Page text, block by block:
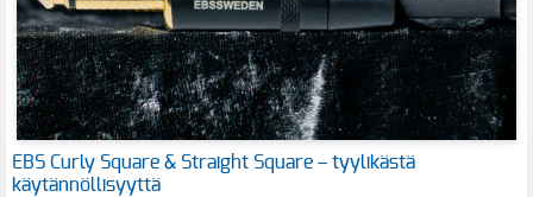
EBS Curly Square & Straight Square – tyylikästä
käytännöllisyyttä